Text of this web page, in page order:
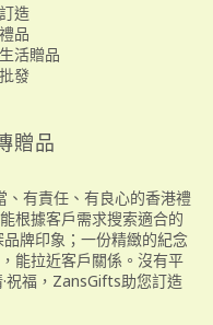
造
品
活贈品
發
贈品
有責任、有良心的香港禮
根據客戶需求搜索適合的
牌印象；一份精緻的紀念
能拉近客戶關係。沒有平
祝福，ZansGifts助您訂造